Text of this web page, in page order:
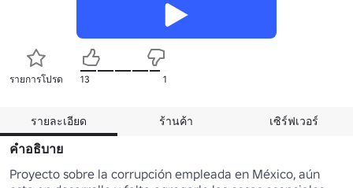
รายการโปรด 13 1
รายละเอียด ร้านค้า เซิร์ฟเวอร์
คำอธิบาย
Proyecto sobre la corrupción empleada en México, aún